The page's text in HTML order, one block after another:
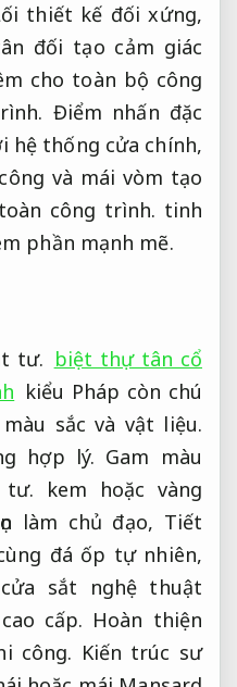
thiết kế đối xứng,
đối tạo cảm giác
cho toàn bộ công
Điểm nhấn đặc
hệ thống cửa chính,
và mái vòm tạo
công trình. tinh
phần mạnh mẽ.
tư. biệt thự tân cổ
kiểu Pháp còn chú
sắc và vật liệu.
hợp lý. Gam màu
tư. kem hoặc vàng
làm chủ đạo, Tiết
đá ốp tự nhiên,
cửa sắt nghệ thuật
cấp. Hoàn thiện
công. Kiến trúc sư